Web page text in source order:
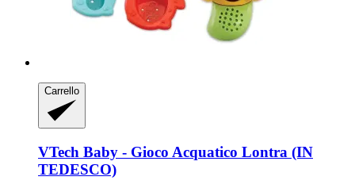
Carrello
VTech Baby -​ Gioco Acquatico Lontra (IN
TEDESCO)